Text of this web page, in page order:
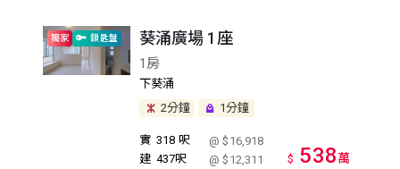
獨家 鎖匙盤 葵涌廣場 1座
1房
下葵涌
2分鐘
1分鐘
實 318 呎
@ $16,918
建 437呎 @ $12,311 $ 538萬